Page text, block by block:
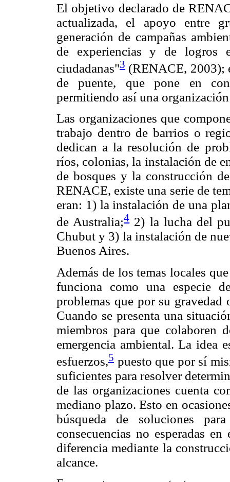
El objetivo declarado de
actualizada, el apoyo entre
generación de campañas
de experiencias y de logros
ciudadanas"3 (RENACE, 2003);
de puente, que pone en
permitiendo así una
Las organizaciones que
trabajo dentro de barrios o
dedican a la resolución de
ríos, colonias, la instalación de
de bosques y la construcción
RENACE, existe una serie de
eran: 1) la instalación de una
de Australia;42) la lucha del
Chubut y 3) la instalación de
Buenos Aires.
Además de los temas locales
funciona como una especie
problemas que por su
Cuando se presenta una
miembros para que colaboren
emergencia ambiental. La idea
esfuerzos,5 puesto que por sí
suficientes para resolver
de las organizaciones cuenta
mediano plazo. Esto en
búsqueda de soluciones
consecuencias no esperadas
diferencia mediante la
alcance.